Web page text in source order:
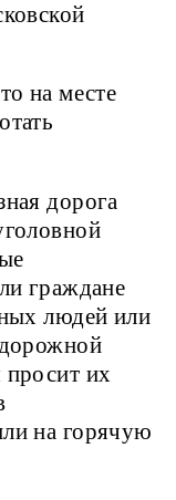
на месте
дорога
граждане
людей или
их
на горячую